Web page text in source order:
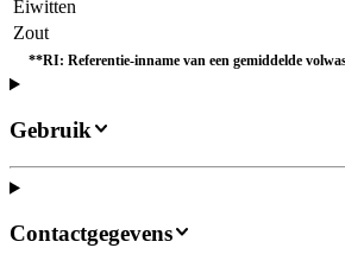
Eiwitten
Zout
**RI: Referentie-inname van een gemiddelde
Gebruik
Contactgegevens